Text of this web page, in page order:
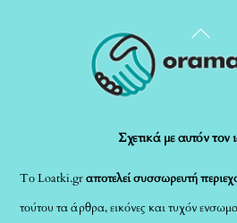
Back
To
Σχετικά με αυτόν τον
Το Loatki.grαποτελεί συσσωρευτή
τούτου τα άρθρα, εικόνες και τυχόν